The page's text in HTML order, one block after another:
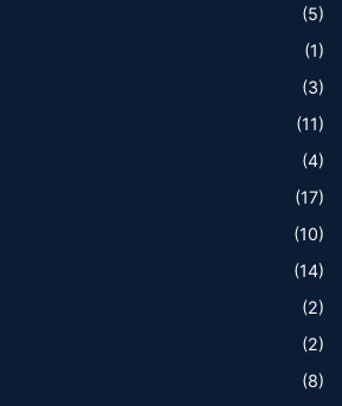
(5)
(1)
(3)
(11)
(4)
(17)
(10)
(14)
(2)
(2)
(8)